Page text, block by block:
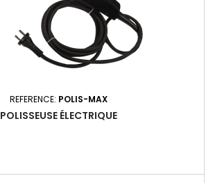
REFERENCE: POLIS-MAX
POLISSEUSE ÉLECTRIQUE